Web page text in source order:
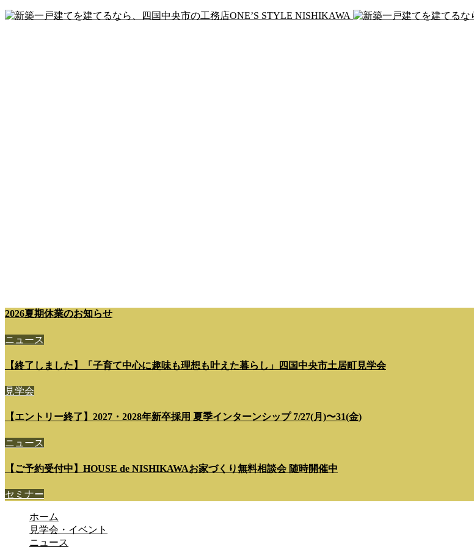
2026夏期休業のお知らせ
ニュース
【終了しました】「子育て中心に趣味も理想も叶えた暮らし」四国中央市土居町見学会
見学会
【エントリー終了】2027・2028年新卒採用 夏季インターンシップ 7/27(月)〜31(金)
ニュース
【ご予約受付中】HOUSE de NISHIKAWAお家づくり無料相談会 随時開催中
セミナー
ホーム
見学会・イベント
ニュース